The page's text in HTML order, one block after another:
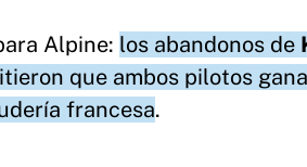
Alpine: los abandonos de
que ambos pilotos
francesa.